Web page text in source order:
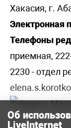
Хакасия, г.
Электронная
Телефоны
приемная,
2230 - отдел
Об
LiveInternet